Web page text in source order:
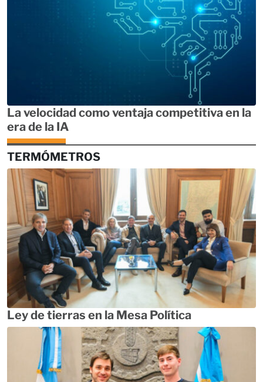
La velocidad como ventaja competitiva en la
era de la IA
TERMÓMETROS
Ley de tierras en la Mesa Política